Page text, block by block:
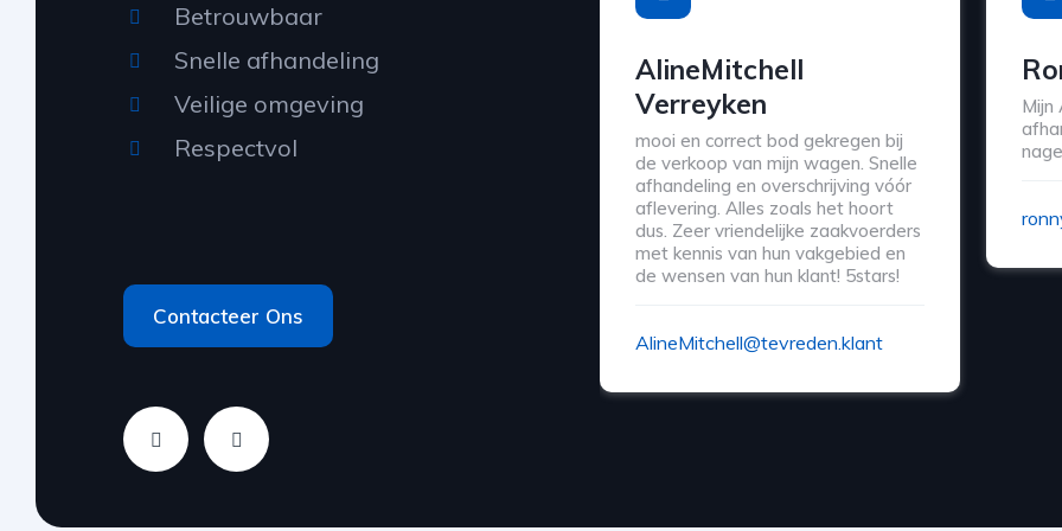
Betrouwbaar
Snelle afhandeling
Veilige omgeving
Respectvol
Contacteer Ons
AlineMitchell
Verreyken
mooi en correct bod gekregen bij
de verkoop van mijn wagen. Snelle
afhandeling en overschrijving vóór
aflevering. Alles zoals het hoort
dus. Zeer vriendelijke zaakvoerders
met kennis van hun vakgebied en
de wensen van hun klant! 5stars!
AlineMitchell@tevreden.klant
Mijn